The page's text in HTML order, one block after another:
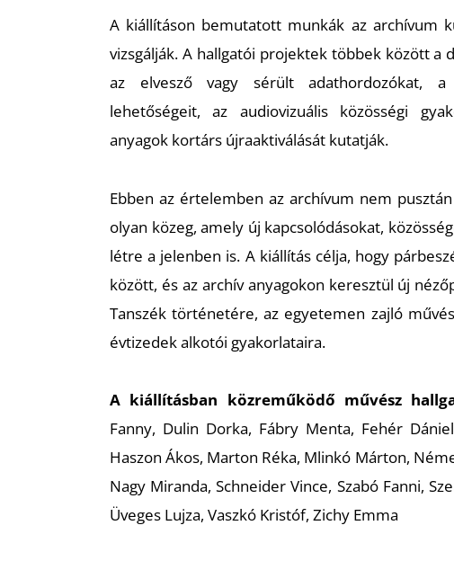
A kiállításon bemutatott munkák az archívum
vizsgálják. A hallgatói projektek többek között a
az elvesző vagy sérült adathordozókat,
lehetőségeit, az audiovizuális közösségi
anyagok kortárs újraaktiválását kutatják.
Ebben az értelemben az archívum nem
olyan közeg, amely új kapcsolódásokat,
létre a jelenben is. A kiállítás célja, hogy
között, és az archív anyagokon keresztül új
Tanszék történetére, az egyetemen zajló
évtizedek alkotói gyakorlataira.
A kiállításban közreműködő művész
Fanny, Dulin Dorka, Fábry Menta, Fehér
Haszon Ákos, Marton Réka, Mlinkó Márton,
Nagy Miranda, Schneider Vince, Szabó Fanni,
Üveges Lujza, Vaszkó Kristóf, Zichy Emma